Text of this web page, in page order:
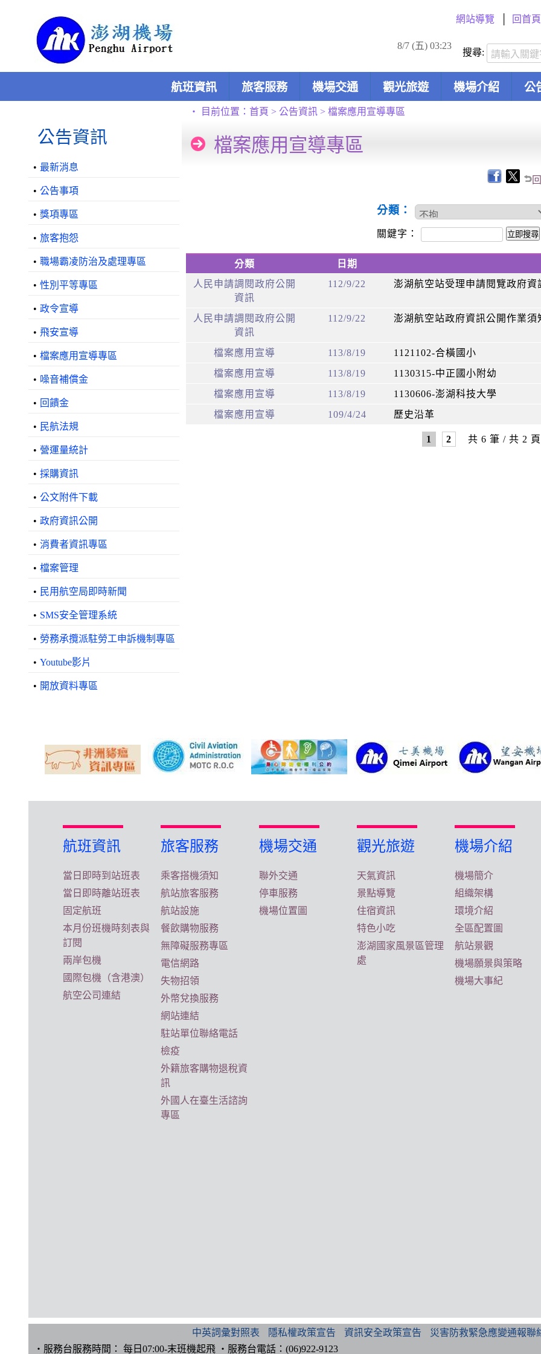
網站導覽 回首頁
8/7 (五) 03:23
搜尋:
航班資訊 旅客服務 機場交通 觀光旅遊 機場介紹 公
公告資訊
• 最新消息
• 公告事項
• 獎項專區
• 旅客抱怨
• 職場霸凌防治及處理專區
• 性別平等專區
• 政令宣導
• 飛安宣導
• 檔案應用宣導專區
• 噪音補償金
• 回饋金
• 民航法規
• 營運量統計
• 採購資訊
• 公文附件下載
• 政府資訊公開
• 消費者資訊專區
• 檔案管理
• 民用航空局即時新聞
• SMS安全管理系統
• 勞務承攬派駐勞工申訴機制專區
• Youtube影片
• 開放資料專區
‧ 目前位置： 首頁 > 公告資訊 > 檔案應用宣導專區
檔案應用宣導專區
分類：
關鍵字：
分類 日期
人民申請調閱政府公開
資訊
112/9/22 澎湖航空站受理申請閱覽政府資
人民申請調閱政府公開
資訊
112/9/22 澎湖航空站政府資訊公開作業須
檔案應用宣導 113/8/19
1121102-合橫國小
檔案應用宣導
113/8/19
1130315-中正國小附幼
檔案應用宣導
113/8/19
1130606-澎湖科技大學
檔案應用宣導
109/4/24 歷史沿革
1 2 共 6 筆 / 共 2 頁
航班資訊
當日即時到站班表
當日即時離站班表
固定航班
本月份班機時刻表與
訂閱
兩岸包機
國際包機（含港澳）
航空公司連結
旅客服務
乘客搭機須知
航站旅客服務
航站設施
餐飲購物服務
無障礙服務專區
電信網路
失物招領
外幣兌換服務
網站連結
駐站單位聯絡電話
檢疫
外籍旅客購物退稅資
訊
外國人在臺生活諮詢
專區
機場交通
聯外交通
停車服務
機場位置圖
觀光旅遊
天氣資訊
景點導覽
住宿資訊
特色小吃
澎湖國家風景區管理
處
機場介紹
機場簡介
組織架構
環境介紹
全區配置圖
航站景觀
機場願景與策略
機場大事紀
中英詞彙對照表 隱私權政策宣告 資訊安全政策宣告 災害防救緊急應變通報聯
‧服務台服務時間： 每日07:00-末班機起飛 ‧服務台電話：(06)922-9123